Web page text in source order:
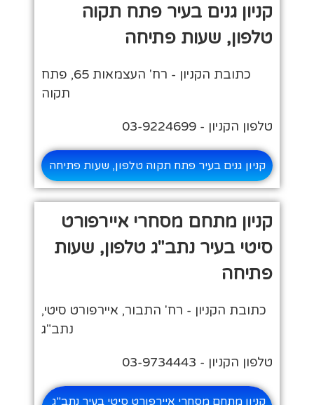
קניון גנים בעיר פתח תקוה
טלפון, שעות פתיחה
כתובת הקניון - רח' העצמאות 65, פתח
תקוה
טלפון הקניון - 03-9224699
קניון גנים בעיר פתח תקוה טלפון, שעות פתיחה
קניון מתחם מסחרי איירפורט
סיטי בעיר נתב"ג טלפון, שעות
פתיחה
כתובת הקניון - רח' התבור, איירפורט סיטי,
נתב"ג
טלפון הקניון - 03-9734443
קניון מתחם מסחרי איירפורט סיטי בעיר נתב"ג